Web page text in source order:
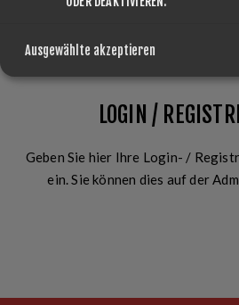
LOGIN /
Geben Sie hier Ihre Login- /
ein. Sie können dies auf der
Ausgewählte akzeptieren